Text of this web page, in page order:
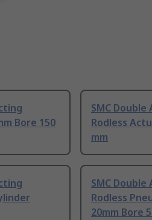
Bore 150
SMC
Rodless
mm
SMC
Rodless
20mm Bore